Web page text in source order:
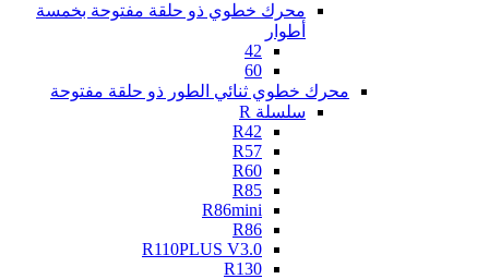
محرك خطوي ذو حلقة مفتوحة بخمسة
أطوار
42
60
محرك خطوي ثنائي الطور ذو حلقة مفتوحة
سلسلة R
R42
R57
R60
R85
R86mini
R86
R110PLUS V3.0
R130